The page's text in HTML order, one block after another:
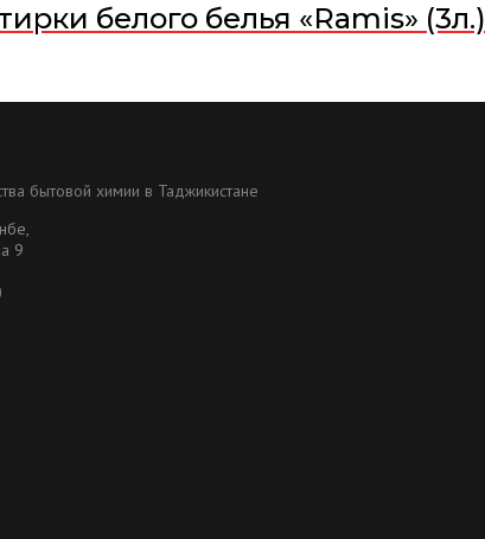
белого белья «Ramis» (3л.)
бытовой химии в Таджикистане
9